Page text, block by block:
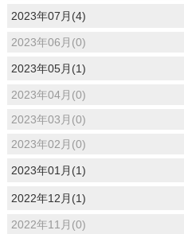
2023年07月(4)
2023年06月(0)
2023年05月(1)
2023年04月(0)
2023年03月(0)
2023年02月(0)
2023年01月(1)
2022年12月(1)
2022年11月(0)